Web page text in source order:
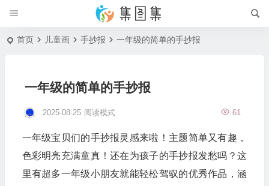
首页 儿童画 手抄报 一年级的简单的手抄报
一年级的简单的手抄报
2025-08-25 61
阅读模式
一年级宝贝们的手抄报灵感来啦！主题简单又有趣，
色彩明亮充满童真！还在为孩子的手抄报发愁吗？这
里有超多一年级小朋友就能轻松驾驭的优秀作品，涵